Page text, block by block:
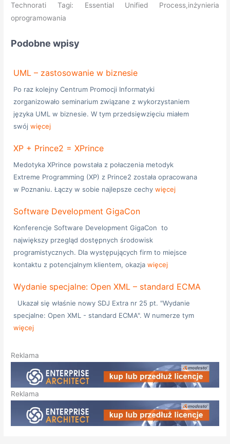
Technorati Tagi: Essential Unified Process,inżynieria
oprogramowania
Podobne wpisy
UML – zastosowanie w biznesie
Po raz kolejny Centrum Promocji Informatyki
zorganizowało seminarium związane z wykorzystaniem
języka UML w biznesie. W tym przedsięwzięciu miałem
swójwięcej
XP + Prince2 = XPrince
Medotyka XPrince powstała z połaczenia metodyk
Extreme Programming (XP) z Prince2 została opracowana
w Poznaniu. Łączy w sobie najlepsze cechywięcej
Software Development GigaCon
Konferencje Software Development GigaCon to
największy przegląd dostępnych środowisk
programistycznych. Dla występujących firm to miejsce
kontaktu z potencjalnym klientem, okazjawięcej
Wydanie specjalne: Open XML – standard ECMA
Ukazał się właśnie nowy SDJ Extra nr 25 pt. "Wydanie
specjalne: Open XML - standard ECMA". W numerze tym
więcej
Reklama
Reklama